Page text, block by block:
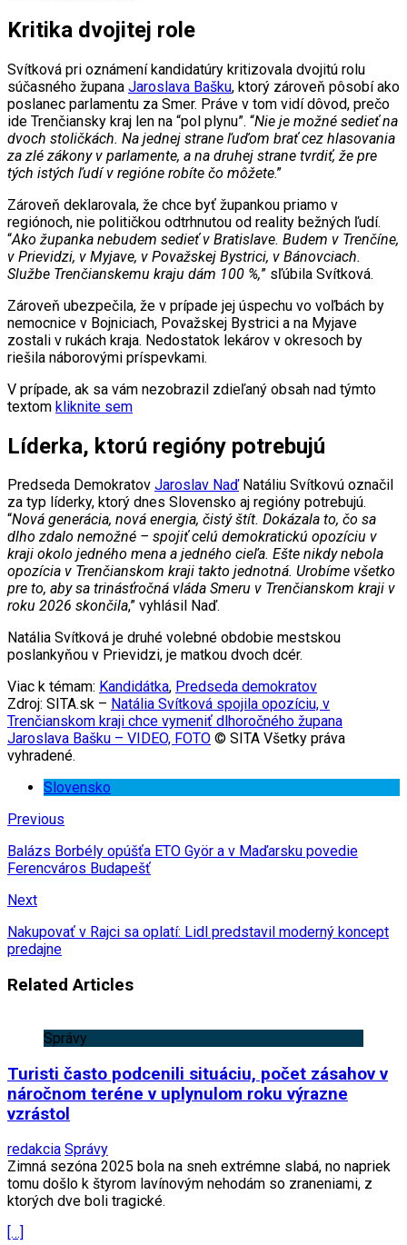
Kritika dvojitej role
Svítková pri oznámení kandidatúry kritizovala dvojitú rolu
súčasného župana Jaroslava Bašku, ktorý zároveň pôsobí ako
poslanec parlamentu za Smer. Práve v tom vidí dôvod, prečo
ide Trenčiansky kraj len na “pol plynu”. “Nie je možné sedieť na
dvoch stoličkách. Na jednej strane ľuďom brať cez hlasovania
za zlé zákony v parlamente, a na druhej strane tvrdiť, že pre
tých istých ľudí v regióne robíte čo môžete.”
Zároveň deklarovala, že chce byť župankou priamo v
regiónoch, nie političkou odtrhnutou od reality bežných ľudí.
“Ako županka nebudem sedieť v Bratislave. Budem v Trenčíne,
v Prievidzi, v Myjave, v Považskej Bystrici, v Bánovciach.
Službe Trenčianskemu kraju dám 100 %,” sľúbila Svítková.
Zároveň ubezpečila, že v prípade jej úspechu vo voľbách by
nemocnice v Bojniciach, Považskej Bystrici a na Myjave
zostali v rukách kraja. Nedostatok lekárov v okresoch by
riešila náborovými príspevkami.
V prípade, ak sa vám nezobrazil zdieľaný obsah nad týmto
textom kliknite sem
Líderka, ktorú regióny potrebujú
Predseda Demokratov Jaroslav NaďNatáliu Svítkovú označil
za typ líderky, ktorý dnes Slovensko aj regióny potrebujú.
“Nová generácia, nová energia, čistý štít. Dokázala to, čo sa
dlho zdalo nemožné – spojiť celú demokratickú opozíciu v
kraji okolo jedného mena a jedného cieľa. Ešte nikdy nebola
opozícia v Trenčianskom kraji takto jednotná. Urobíme všetko
pre to, aby sa trinásťročná vláda Smeru v Trenčianskom kraji v
roku 2026 skončila,” vyhlásil Naď.
Natália Svítková je druhé volebné obdobie mestskou
poslankyňou v Prievidzi, je matkou dvoch dcér.
Viac k témam: Kandidátka, Predseda demokratov
Zdroj: SITA.sk – Natália Svítková spojila opozíciu, v
Trenčianskom kraji chce vymeniť dlhoročného župana
Jaroslava Bašku – VIDEO, FOTO © SITA Všetky práva
vyhradené.
Slovensko
Previous
Balázs Borbély opúšťa ETO Györ a v Maďarsku povedie
Ferencváros Budapešť
Next
Nakupovať v Rajci sa oplatí: Lidl predstavil moderný koncept
predajne
Related Articles
Správy
Turisti často podcenili situáciu, počet zásahov v
náročnom teréne v uplynulom roku výrazne
vzrástol
redakcia Správy
Zimná sezóna 2025 bola na sneh extrémne slabá, no napriek
tomu došlo k štyrom lavínovým nehodám so zraneniami, z
ktorých dve boli tragické.
[…]